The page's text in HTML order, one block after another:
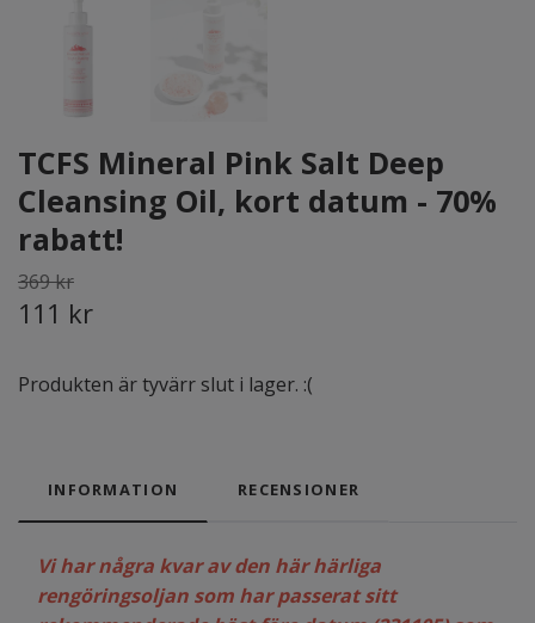
TCFS Mineral Pink Salt Deep
Cleansing Oil, kort datum - 70%
rabatt!
369 kr
111 kr
Produkten är tyvärr slut i lager. :(
INFORMATION RECENSIONER
Vi har några kvar av den här härliga
rengöringsoljan som har passerat sitt